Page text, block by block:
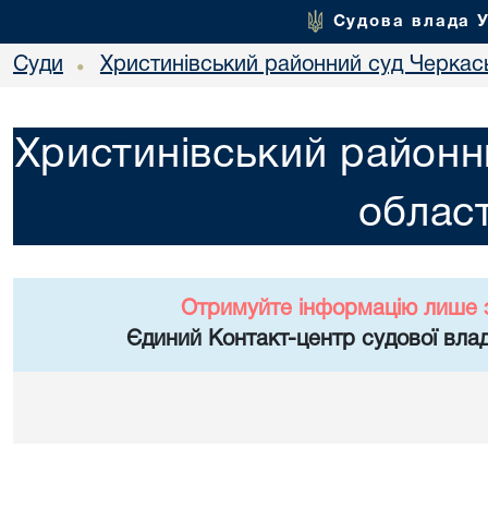
Судова влада
Суди • Христинівський районний суд
Христинівський
Отримуйте інформацію лише
Єдиний Контакт-центр судової